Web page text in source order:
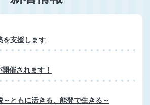
を支援します
催されます！
ともに活きる、能登で生きる～